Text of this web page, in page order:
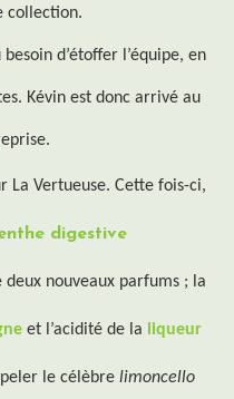
collection.
d’étoffer l’équipe, en
Kévin est donc arrivé au
La Vertueuse. Cette fois-ci,
digestive
nouveaux parfums ; la
et l’acidité de la liqueur
le célèbre limoncello